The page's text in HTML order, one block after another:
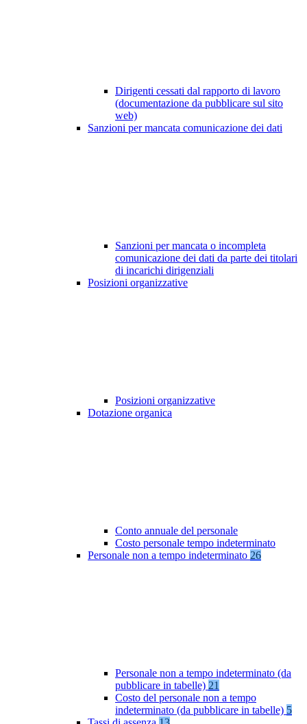
Dirigenti cessati dal rapporto di lavoro
(documentazione da pubblicare sul sito
web)
Sanzioni per mancata comunicazione dei dati
Sanzioni per mancata o incompleta
comunicazione dei dati da parte dei titolari
di incarichi dirigenziali
Posizioni organizzative
Posizioni organizzative
Dotazione organica
Conto annuale del personale
Costo personale tempo indeterminato
Personale non a tempo indeterminato 26
Personale non a tempo indeterminato (da
pubblicare in tabelle) 21
Costo del personale non a tempo
indeterminato (da pubblicare in tabelle) 5